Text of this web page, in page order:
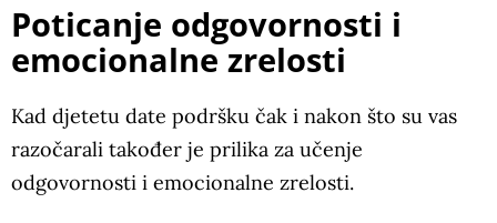
Poticanje odgovornosti i
emocionalne zrelosti
Kad djetetu date podršku čak i nakon što su vas
razočarali također je prilika za učenje
odgovornosti i emocionalne zrelosti.